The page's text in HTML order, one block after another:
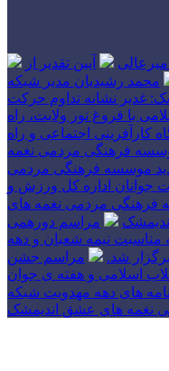
آیین تقدیر از
محمد رشیدیان مدیر شبکه
غدیر نشانه تداوم حرکت
با فروغ نور ولایت، راه
کارآفرینی اجتماعی و راه
فرهنگی مردمی نغمه
موسسه فرهنگی مردمی
جوانان اداره کل ورزش و
فرهنگی مردمی نغمه های
مراسم دورهمی
مناسبت نیمه شعبان و دهه
شد.
مراسم جشن
اسلامی و هفته ی جوان
های دهه مهدویت شبکه
نغمه های عشق اندیمشک